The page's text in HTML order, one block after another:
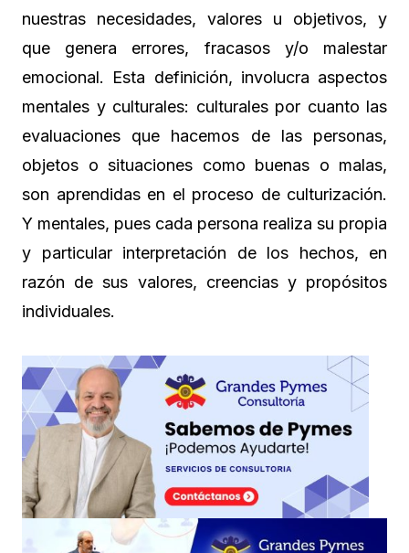
nuestras necesidades, valores u objetivos, y
que genera errores, fracasos y/o malestar
emocional. Esta definición, involucra aspectos
mentales y culturales: culturales por cuanto las
evaluaciones que hacemos de las personas,
objetos o situaciones como buenas o malas,
son aprendidas en el proceso de culturización.
Y mentales, pues cada persona realiza su propia
y particular interpretación de los hechos, en
razón de sus valores, creencias y propósitos
individuales.